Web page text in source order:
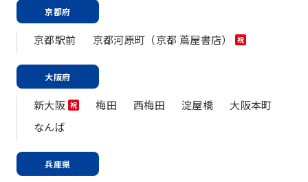
京都府
京都駅前 京都河原町（京都 蔦屋書店） 祝
大阪府
新大阪 祝 梅田 西梅田 淀屋橋
大阪本町
なんば
兵庫県